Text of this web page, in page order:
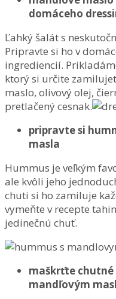
domáceho
Ľahký šalát s
Pripravte si ho v
ingrediencií.
ktorý si určite
maslo, olivový olej,
pretlačený cesnak.
pripravte si
masla
Hummus je veľkým
ale kvôli jeho
chuti si ho zamiluje
vymeňte v recepte
jedinečnú chuť.
maškrťte chutné
mandľovým